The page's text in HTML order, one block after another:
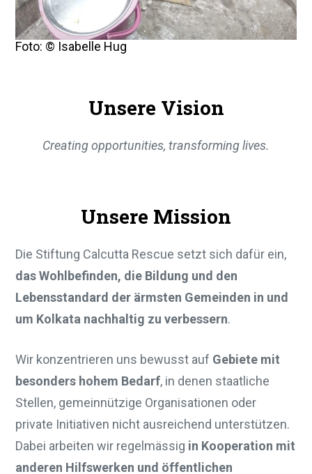
Foto: © Isabelle Hug
Unsere Vision
Creating opportunities, transforming lives.
Unsere Mission
Die Stiftung Calcutta Rescue setzt sich dafür ein,
das Wohlbefinden, die Bildung und den
Lebensstandard der ärmsten Gemeinden in und
um Kolkata nachhaltig zu verbessern.
Wir konzentrieren uns bewusst auf Gebiete mit
besonders hohem Bedarf, in denen staatliche
Stellen, gemeinnützige Organisationen oder
private Initiativen nicht ausreichend unterstützen.
Dabei arbeiten wir regelmässig in Kooperation mit
anderen Hilfswerken und öffentlichen